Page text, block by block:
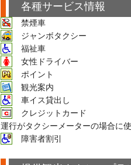
各種サービス情報
禁煙車
ジャンボタクシー
福祉車
女性ドライバー
ポイント
観光案内
車イス貸出し
クレジットカード
運行がタクシーメーターの場合に
障害者割引